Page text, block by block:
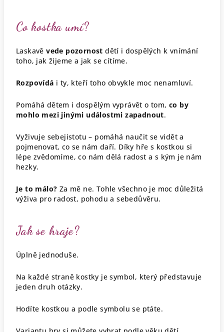
Co kostka umí?
Laskavě vede pozornost dětí i dospělých k vnímání
toho, jak žijeme a jak se cítíme.
Rozpovídá i ty, kteří toho obvykle moc nenamluví.
Pomáhá dětem i dospělým vyprávět o tom, co by
mohlo mezi jinými událostmi zapadnout.
Vyživuje sebejistotu – pomáhá naučit se vidět a
pojmenovat, co se nám daří. Díky hře s kostkou si
lépe zvědomíme, co nám dělá radost a s kým je nám
hezky.
Je to málo? Za mě ne. Tohle všechno je moc důležitá
výživa pro radost, pohodu a sebedůvěru.
Jak se hraje?
Úplně jednoduše.
Na každé straně kostky je symbol, který představuje
jeden druh otázky.
Hodíte kostkou a podle symbolu se ptáte.